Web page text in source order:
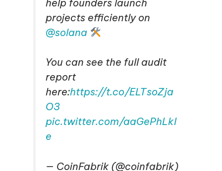
help founders launch
projects efficiently on
@solana
You can see the full audit
report
here:https://t.co/ELTsoZja
O3
pic.twitter.com/aaGePhLkI
e
— CoinFabrik (@coinfabrik)